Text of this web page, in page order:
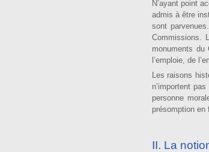
N’ayant point
admis à être
sont
Commissions.
monuments du
l’emploie, de
Les raisons
n’importent
personne
présomption en
II. La